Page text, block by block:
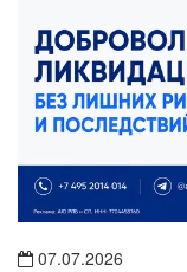
07.07.2026